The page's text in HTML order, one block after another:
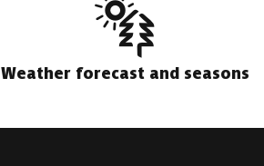
Weather forecast and seasons